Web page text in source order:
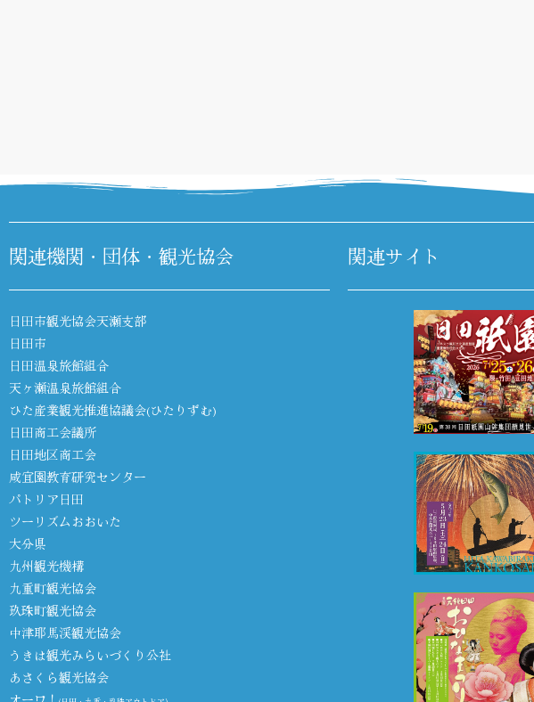
関連機関・団体・観光協会
日田市観光協会天瀬支部
日田市
日田温泉旅館組合
天ヶ瀬温泉旅館組合
ひた産業観光推進協議会(ひたりずむ)
日田商工会議所
日田地区商工会
咸宜園教育研究センター
パトリア日田
ツーリズムおおいた
大分県
九州観光機構
九重町観光協会
玖珠町観光協会
中津耶馬渓観光協会
うきは観光みらいづくり公社
あさくら観光協会
関連サイト